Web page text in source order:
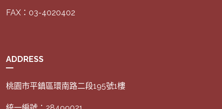
FAX：03-4020402
ADDRESS
桃園市平鎮區環南路二段195號1樓